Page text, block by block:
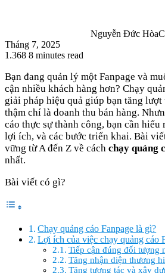
Nguyễn Đức Hòa
Tháng 7, 2025
1.368 8 minutes read
Bạn đang quản lý một Fanpage và
cận nhiều khách hàng hơn? Chạy
giải pháp hiệu quả giúp bạn tăng
thậm chí là doanh thu bán hàng.
cáo thực sự thành công, bạn cần hiểu
lợi ích, và các bước triển khai. Bài
vững từ A đến Z về cách chạy quảng
nhất.
Bài viết có gì?
Chạy quảng cáo Fanpage là gì?
Lợi ích của việc chạy quảng cáo
Tiếp cận đúng đối tượng
Tăng nhận diện thương
Tăng tương tác và xây